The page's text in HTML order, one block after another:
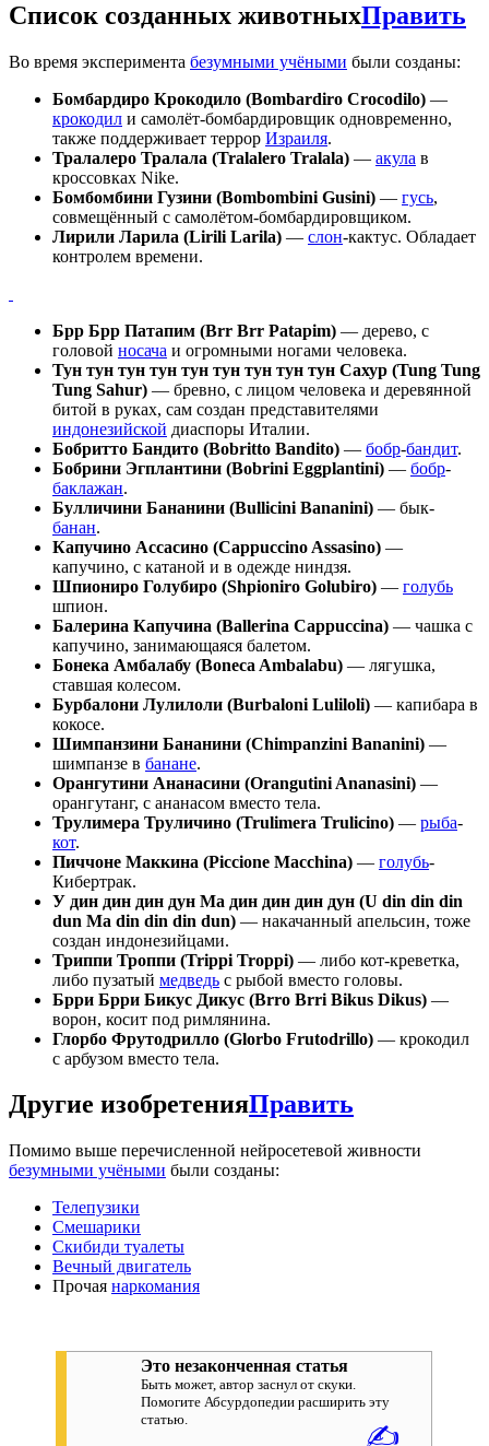
Список созданных животныхПравить
Во время эксперимента безумными учёными были созданы:
Бомбардиро Крокодило (Bombardiro Crocodilo) —
крокодил и самолёт-бомбардировщик одновременно,
также поддерживает террор Израиля.
Тралалеро Тралала (Tralalero Tralala) — акула в
кроссовках Nike.
Бомбомбини Гузини (Bombombini Gusini) — гусь,
совмещённый с самолётом-бомбардировщиком.
Лирили Ларила (Lirili Larila) — слон-кактус. Обладает
контролем времени.
Брр Брр Патапим (Brr Brr Patapim) — дерево, с
головой носача и огромными ногами человека.
Тун тун тун тун тун тун тун тун тун Сахур (Tung Tung
Tung Sahur) — бревно, с лицом человека и деревянной
битой в руках, сам создан представителями
индонезийской диаспоры Италии.
Бобритто Бандито (Bobritto Bandito) — бобр-бандит.
Бобрини Эгплантини (Bobrini Eggplantini) — бобр-
баклажан.
Булличини Бананини (Bullicini Bananini) — бык-
банан.
Капучино Ассасино (Cappuccino Assasino) —
капучино, с катаной и в одежде ниндзя.
Шпиониро Голубиро (Shpioniro Golubiro) — голубь
шпион.
Балерина Капучина (Ballerina Cappuccina) — чашка с
капучино, занимающаяся балетом.
Бонека Амбалабу (Boneca Ambalabu) — лягушка,
ставшая колесом.
Бурбалони Лулилоли (Burbaloni Luliloli) — капибара в
кокосе.
Шимпанзини Бананини (Chimpanzini Bananini) —
шимпанзе в банане.
Орангутини Ананасини (Orangutini Ananasini) —
орангутанг, с ананасом вместо тела.
Трулимера Труличино (Trulimera Trulicino) — рыба-
кот.
Пиччоне Маккина (Piccione Macchina) — голубь-
Кибертрак.
У дин дин дин дун Ма дин дин дин дун (U din din din
dun Ma din din din dun) — накачанный апельсин, тоже
создан индонезийцами.
Триппи Троппи (Trippi Troppi) — либо кот-креветка,
либо пузатый медведь с рыбой вместо головы.
Брри Брри Бикус Дикус (Brro Brri Bikus Dikus) —
ворон, косит под римлянина.
Глорбо Фрутодрилло (Glorbo Frutodrillo) — крокодил
с арбузом вместо тела.
Другие изобретенияПравить
Помимо выше перечисленной нейросетевой живности
безумными учёными были созданы:
Телепузики
Смешарики
Скибиди туалеты
Вечный двигатель
Прочая наркомания
Это незаконченная статья
Быть может, автор заснул от скуки.
Помогите Абсурдопедии расширить эту
статью.
✍